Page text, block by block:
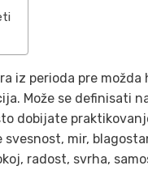
iz perioda pre možda
Može se definisati
dobijate
mir,
radost, svrha,